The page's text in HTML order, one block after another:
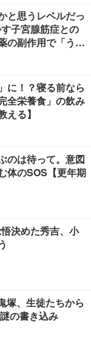
と思うレベルだっ
子宮腺筋症との
の副作用で「うつ
に！？寝る前なら
全栄養食」の飲み
える】
のは待って。意図
体のSOS【更年期
決めた秀吉、小
塚、生徒たちから
の書き込み